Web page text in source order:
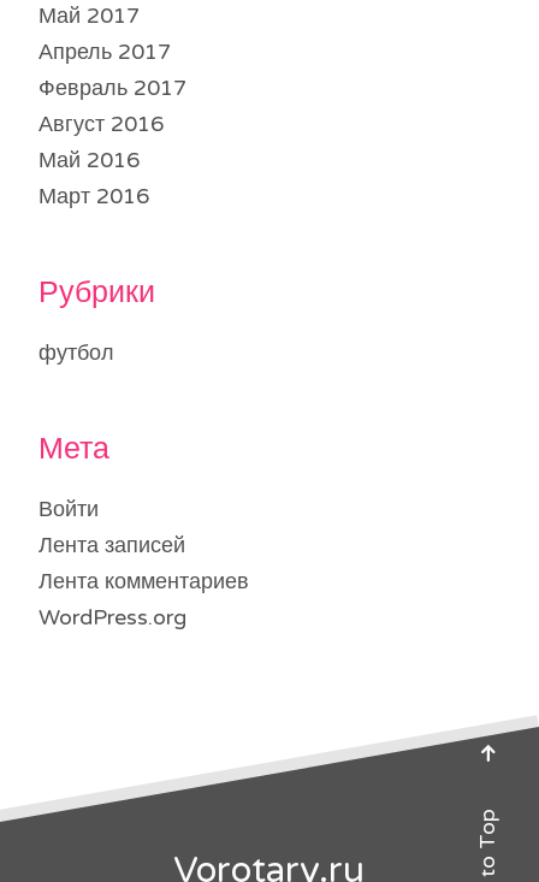
Май 2017
Апрель 2017
Февраль 2017
Август 2016
Май 2016
Март 2016
Рубрики
футбол
Мета
Войти
Лента записей
Лента комментариев
WordPress.org
Vorotary.ru